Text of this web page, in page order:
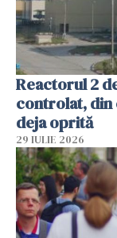
Reactorul 2
controlat, din
deja oprită
29 IULIE 2026